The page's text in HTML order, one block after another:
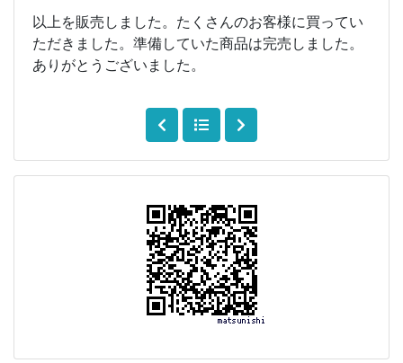
以上を販売しました。たくさんのお客様に買ってい
ただきました。準備していた商品は完売しました。
ありがとうございました。